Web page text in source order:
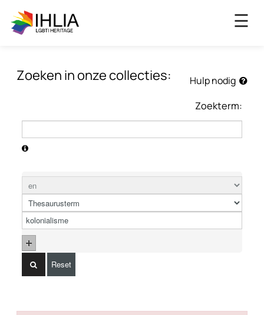
×
☰
Zoeken in onze collecties:
Hulp nodig
Zoekterm:
Reset